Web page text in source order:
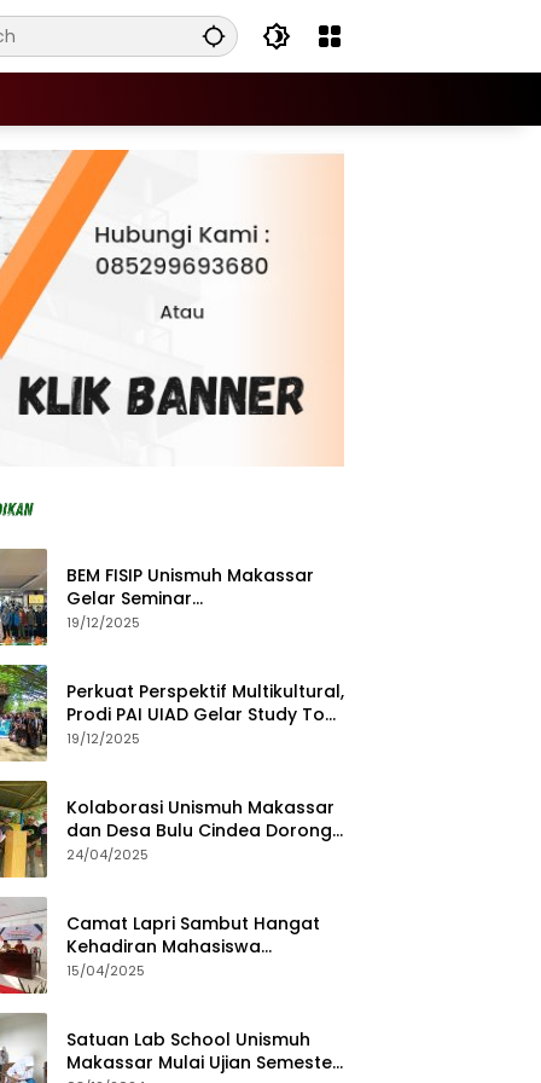
BEM FISIP Unismuh Makassar
Gelar Seminar
Keperempuanan, Bahas
19/12/2025
Perkuat Perspektif Multikultural,
Prodi PAI UIAD Gelar Study Tour
ke Kajang
19/12/2025
Kolaborasi Unismuh Makassar
dan Desa Bulu Cindea Dorong
Sentra Garam Industri
24/04/2025
Camat Lapri Sambut Hangat
Kehadiran Mahasiswa
PoltekMu
15/04/2025
Satuan Lab School Unismuh
Makassar Mulai Ujian Semester,